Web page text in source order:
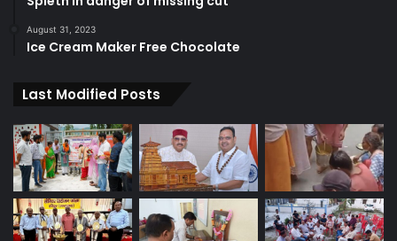
August 31, 2023
Ice Cream Maker Free Chocolate
Last Modified Posts